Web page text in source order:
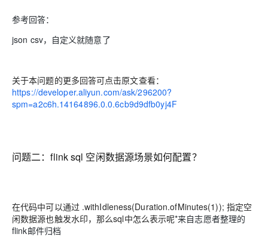
参考回答：
json csv，自定义就随意了
关于本问题的更多回答可点击原文查看：
https://developer.aliyun.com/ask/296200?
spm=a2c6h.14164896.0.0.6cb9d9dfb0yj4F
问题二：flink sql 空闲数据源场景如何配置？
在代码中可以通过 .withIdleness(Duration.ofMinutes(1)); 指定空
闲数据源也触发水印，那么sql中怎么表示呢*来自志愿者整理的
flink邮件归档